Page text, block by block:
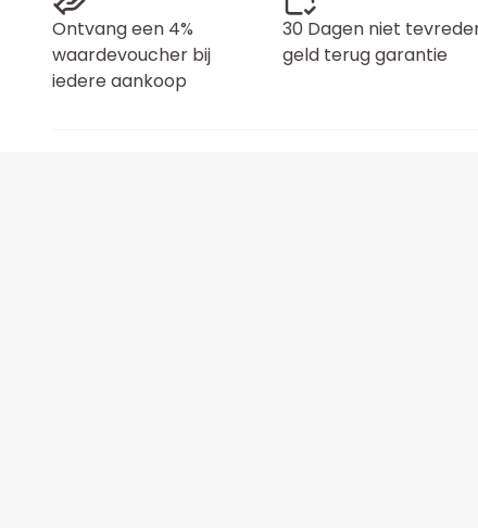
Ontvang een 4%
waardevoucher bij
iedere aankoop
30 Dagen niet
geld terug garantie